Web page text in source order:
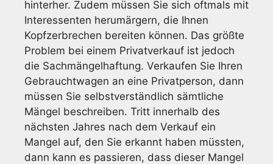
hinterher. Zudem müssen Sie sich oftmals mit
Interessenten herumärgern, die Ihnen
Kopfzerbrechen bereiten können. Das größte
Problem bei einem Privatverkauf ist jedoch
die Sachmängelhaftung. Verkaufen Sie Ihren
Gebrauchtwagen an eine Privatperson, dann
müssen Sie selbstverständlich sämtliche
Mängel beschreiben. Tritt innerhalb des
nächsten Jahres nach dem Verkauf ein
Mangel auf, den Sie erkannt haben müssten,
dann kann es passieren, dass dieser Mangel